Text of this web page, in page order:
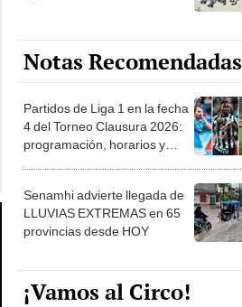
Notas Recomendadas
Partidos de Liga 1 en la fecha
4 del Torneo Clausura 2026:
programación, horarios y
Senamhi advierte llegada de
LLUVIAS EXTREMAS en 65
provincias desde HOY
¡Vamos al Circo!